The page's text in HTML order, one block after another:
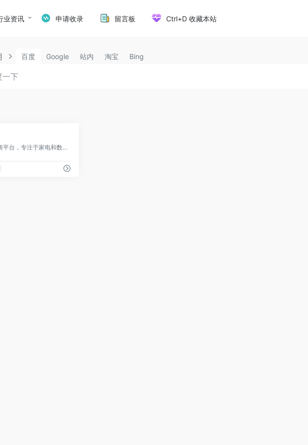
业资讯 申请收录 留言板 Ctrl+D 收藏本站
百度 Google 站内 淘宝 Bing
国美集团旗下的电商平台，专注于家电和数码产品销售